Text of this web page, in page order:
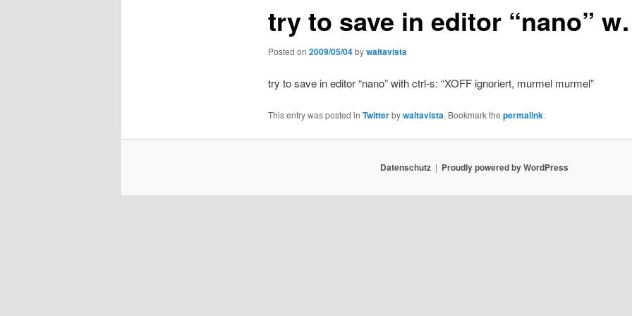
try to save in editor “nano”
Posted on 2009/05/04bywaltavista
try to save in editor “nano” with ctrl-s: “XOFF ignoriert, murmel murmel”
This entry was posted in Twitterbywaltavista. Bookmark the permalink.
Datenschutz Proudly powered by WordPress